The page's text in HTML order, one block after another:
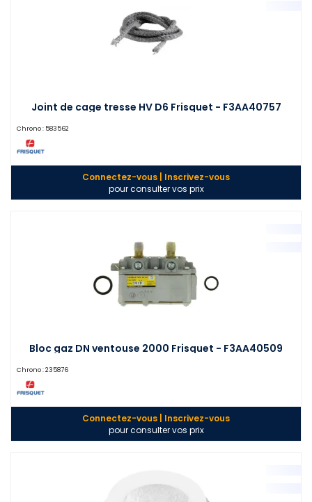
Joint de cage tresse HV D6 Frisquet - F3AA40757
Chrono : 583562
Connectez-vous | Inscrivez-vous
pour consulter vos prix
Bloc gaz DN ventouse 2000 Frisquet - F3AA40509
Chrono : 235876
Connectez-vous | Inscrivez-vous
pour consulter vos prix